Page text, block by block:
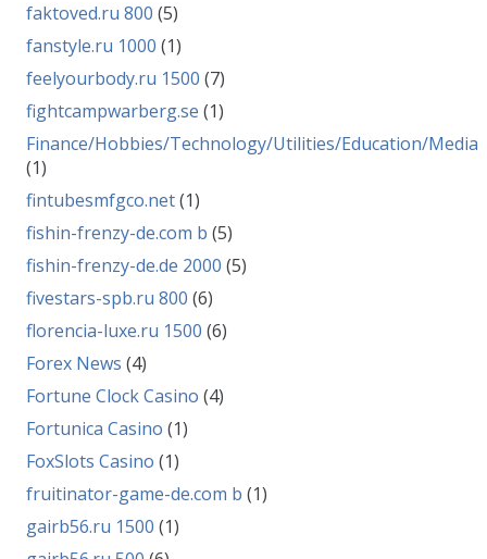
faktoved.ru 800 (5)
fanstyle.ru 1000 (1)
feelyourbody.ru 1500 (7)
fightcampwarberg.se (1)
Finance/Hobbies/Technology/Utilities/Education/Media
(1)
fintubesmfgco.net(1)
fishin-frenzy-de.com b (5)
fishin-frenzy-de.de 2000 (5)
fivestars-spb.ru 800 (6)
florencia-luxe.ru 1500 (6)
Forex News (4)
Fortune Clock Casino (4)
Fortunica Casino (1)
FoxSlots Casino (1)
fruitinator-game-de.com b (1)
gairb56.ru 1500 (1)